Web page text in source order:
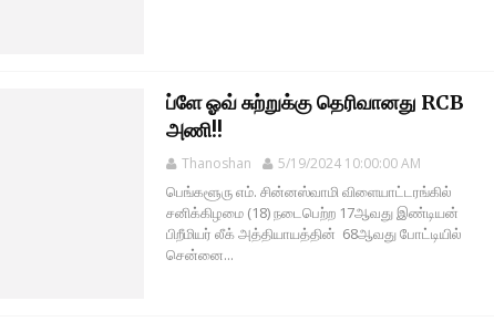
ப்ளே ஓவ் சுற்றுக்கு தெரிவானது RCB
அணி!!
Thanoshan 5/19/2024 10:00:00 AM
பெங்களூரு எம். சின்னஸ்வாமி விளையாட்டரங்கில்
சனிக்கிழமை (18) நடைபெற்ற 17ஆவது இண்டியன்
பிறீமியர் லீக் அத்தியாயத்தின் 68ஆவது போட்டியில்
சென்னை...